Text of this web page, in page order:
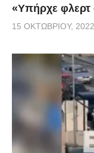
«Υπήρχε φλερτ
15 ΟΚΤΩΒΡΊΟΥ, 2022